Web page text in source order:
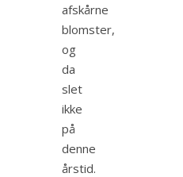
afskårne
blomster,
og
da
slet
ikke
på
denne
årstid.